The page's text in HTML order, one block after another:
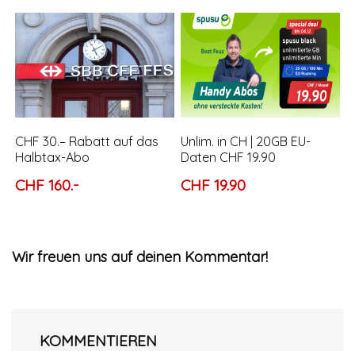
CHF 30.– Rabatt auf das
Halbtax-Abo
CHF 160.-
Unlim. in CH | 20GB EU-
Daten CHF 19.90
CHF 19.90
Wir freuen uns auf deinen Kommentar!
KOMMENTIEREN